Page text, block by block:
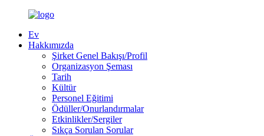
Ev
Hakkımızda
Şirket Genel Bakışı/Profil
Organizasyon Şeması
Tarih
Kültür
Personel Eğitimi
Ödüller/Onurlandırmalar
Etkinlikler/Sergiler
Sıkça Sorulan Sorular